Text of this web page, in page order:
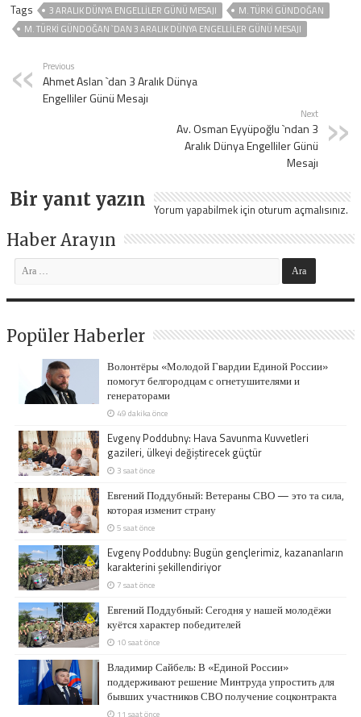
Tags 3 ARALIK DÜNYA ENGELLILER GÜNÜ MESAJI
M. TÜRKI GÜNDOĞAN
M. TÜRKI GÜNDOĞAN `DAN 3 ARALIK DÜNYA ENGELLILER GÜNÜ MESAJI
Previous
Ahmet Aslan `dan 3 Aralık Dünya
Engelliler Günü Mesajı
Next
Av. Osman Eyyüpoğlu `ndan 3
Aralık Dünya Engelliler Günü
Mesajı
Bir yanıt yazın Yorum yapabilmek için oturum açmalısınız.
Haber Arayın
Popüler Haberler
Волонтёры «Молодой Гвардии Единой России»
помогут белгородцам с огнетушителями и
генераторами
49 dakika önce
Evgeny Poddubny: Hava Savunma Kuvvetleri
gazileri, ülkeyi değiştirecek güçtür
3 saat önce
Евгений Поддубный: Ветераны СВО — это та сила,
которая изменит страну
5 saat önce
Evgeny Poddubny: Bugün gençlerimiz, kazananların
karakterini şekillendiriyor
7 saat önce
Евгений Поддубный: Сегодня у нашей молодёжи
куётся характер победителей
10 saat önce
Владимир Сайбель: В «Единой России»
поддерживают решение Минтруда упростить для
бывших участников СВО получение соцконтракта
11 saat önce